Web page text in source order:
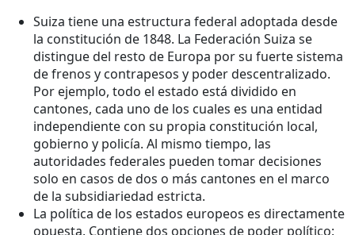
Suiza tiene una estructura federal adoptada desde
la constitución de 1848. La Federación Suiza se
distingue del resto de Europa por su fuerte sistema
de frenos y contrapesos y poder descentralizado.
Por ejemplo, todo el estado está dividido en
cantones, cada uno de los cuales es una entidad
independiente con su propia constitución local,
gobierno y policía. Al mismo tiempo, las
autoridades federales pueden tomar decisiones
solo en casos de dos o más cantones en el marco
de la subsidiariedad estricta.
La política de los estados europeos es directamente
opuesta. Contiene dos opciones de poder político: